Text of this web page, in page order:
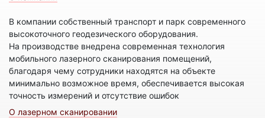
В компании собственный транспорт и парк современного
высокоточного геодезического оборудования.
На производстве внедрена современная технология
мобильного лазерного сканирования помещений,
благодаря чему сотрудники находятся на объекте
минимально возможное время, обеспечивается высокая
точность измерений и отсутствие ошибок
О лазерном сканировании